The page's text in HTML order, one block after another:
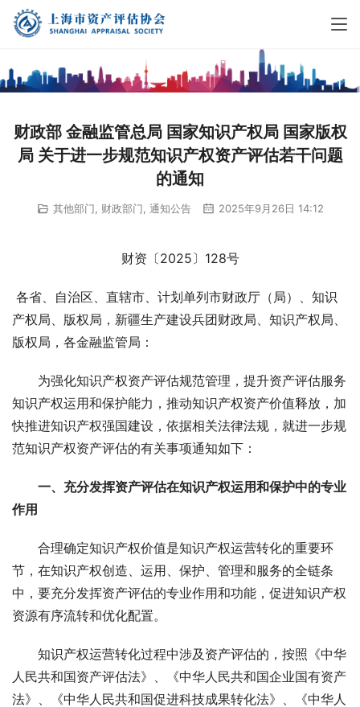
财政部 金融监管总局 国家知识产权局 国家版权
局 关于进一步规范知识产权资产评估若干问题
的通知
其他部门 财政部门 通知公告 2025年9月26日 14:12
财资〔2025〕128号
各省、自治区、直辖市、计划单列市财政厅（局）、知识
产权局、版权局，新疆生产建设兵团财政局、知识产权局、
版权局，各金融监管局：
为强化知识产权资产评估规范管理，提升资产评估服务
知识产权运用和保护能力，推动知识产权资产价值释放，加
快推进知识产权强国建设，依据相关法律法规，就进一步规
范知识产权资产评估的有关事项通知如下：
一、充分发挥资产评估在知识产权运用和保护中的专业
作用
合理确定知识产权价值是知识产权运营转化的重要环
节，在知识产权创造、运用、保护、管理和服务的全链条
中，要充分发挥资产评估的专业作用和功能，促进知识产权
资源有序流转和优化配置。
知识产权运营转化过程中涉及资产评估的，按照《中华
人民共和国资产评估法》、《中华人民共和国企业国有资产
法》、《中华人民共和国促进科技成果转化法》、《中华人